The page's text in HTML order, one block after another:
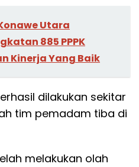
Utara
885 PPPK
Kinerja Yang Baik
dilakukan sekitar
tim pemadam tiba di
melakukan olah